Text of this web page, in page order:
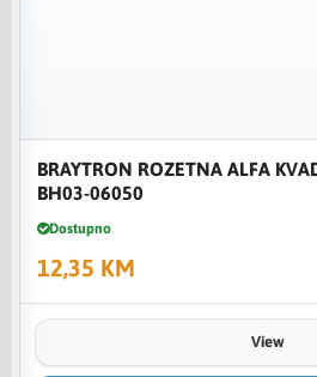
BRAYTRON ROZETNA ALFA
BH03-06050
Dostupno
12,35 KM
View